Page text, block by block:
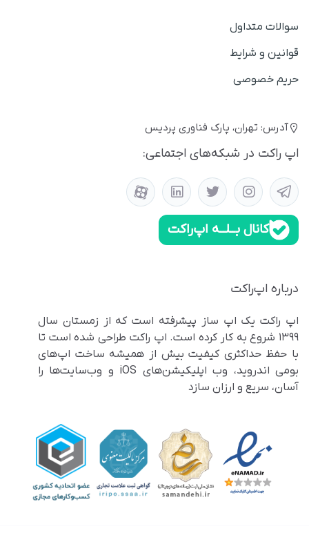
سوالات متداول
قوانین و شرایط
حریم خصوصی
آدرس: تهران، پارک فناوری پردیس
اپ راکت در شبکه‌های اجتماعی:
کانال بــلــه اپ‌راکت
درباره اپ‌راکت
اپ راکت یک اپ ساز پیشرفته است که از زمستان سال
۱۳۹۹ شروع به کار کرده است. اپ راکت طراحی شده است تا
با حفظ حداکثری کیفیت بیش از همیشه ساخت اپ‌های
بومی اندروید، وب اپلیکیشن‌های iOS و وب‌سایت‌ها را
آسان، سریع و ارزان سازد